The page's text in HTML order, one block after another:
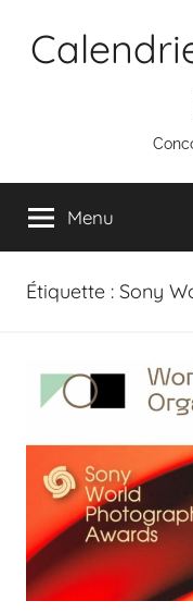
Menu
Étiquette : Sony